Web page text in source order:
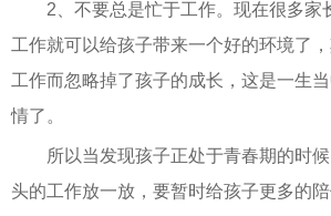
2、不要总是忙于工作。现在很多家
工作就可以给孩子带来一个好的环境了
工作而忽略掉了孩子的成长，这是一生
情了。
所以当发现孩子正处于青春期的时
头的工作放一放，要暂时给孩子更多的